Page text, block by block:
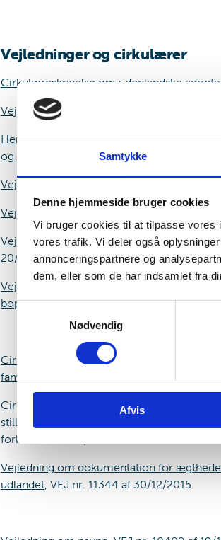
Samtykke
Denne hjemmeside bruger cookies
Vi bruger cookies til at tilpasse vores
vores trafik. Vi deler også
annonceringspartnere og
dem, eller som de har indsamlet fra
S
y
e
v
a
Nødvendig
Afvis
Vejledninger og cirkulærer
Cirkulæreskrivelse om udenlandske
Vejledning om adoption
Henstilling med retningslinjer vedrørende
og psykiske helbredsforhold(Sidst
Vejledning om frigivelse af børn til national
Vejledning om ret til orlov og dagpenge ved
Vejledning om anerkendelse af
20/03/2019
Vejledning om international kompetence i
bopæl, samværm.v., VEJ nr. 9274 af 20.
Cirkulæreskrivelse om særlige procedurer i
familieadoptioner
Cirkulæreskrivelsen bruges, til trods for at
stilling til, om vi kan behandle
forbud mod adoption.
Vejledning om dokumentation for
udlandet , VEJ nr. 11344 af 30/12/2015